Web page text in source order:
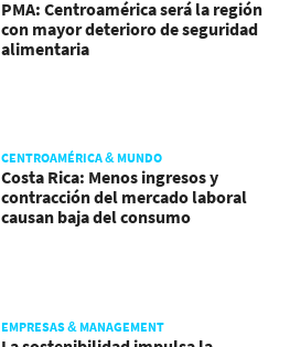
PMA: Centroamérica será la región
con mayor deterioro de seguridad
alimentaria
CENTROAMÉRICA & MUNDO
Costa Rica: Menos ingresos y
contracción del mercado laboral
causan baja del consumo
EMPRESAS & MANAGEMENT